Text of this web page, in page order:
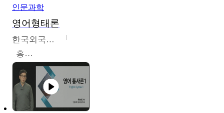
인문과학
영어형태론
한국외국어대학교
홍성훈